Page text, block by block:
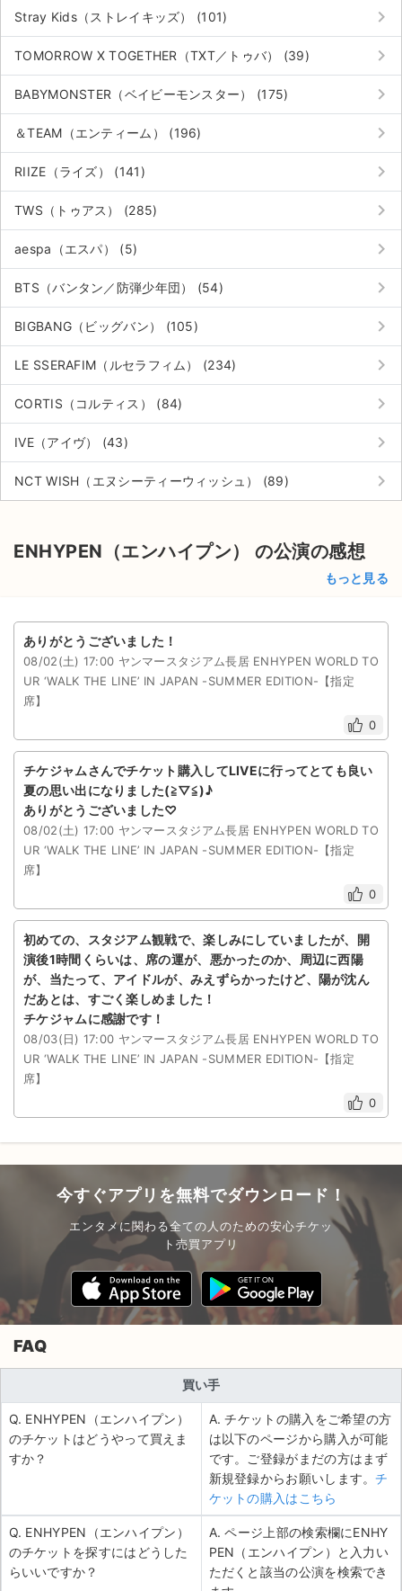
Stray Kids（ストレイキッズ） (101) keyboard_arrow_right
TOMORROW X TOGETHER（TXT／トゥバ） (39) keyboard_arrow_right
BABYMONSTER（ベイビーモンスター） (175) keyboard_arrow_right
＆TEAM（エンティーム） (196) keyboard_arrow_right
RIIZE（ライズ） (141) keyboard_arrow_right
TWS（トゥアス） (285) keyboard_arrow_right
aespa（エスパ） (5) keyboard_arrow_right
BTS（バンタン／防弾少年団） (54) keyboard_arrow_right
BIGBANG（ビッグバン） (105) keyboard_arrow_right
LE SSERAFIM（ルセラフィム） (234) keyboard_arrow_right
CORTIS（コルティス） (84) keyboard_arrow_right
IVE（アイヴ） (43) keyboard_arrow_right
NCT WISH（エヌシーティーウィッシュ） (89) keyboard_arrow_right
ENHYPEN（エンハイプン） の公演の感想
もっと見る
ありがとうございました！
08/02(土) 17:00 ヤンマースタジアム長居 ENHYPEN WORLD TO
UR ‘WALK THE LINE’ IN JAPAN -SUMMER EDITION-【指定
席】
0
チケジャムさんでチケット購入してLIVEに行ってとても良い
夏の思い出になりました(≧▽≦)♪
ありがとうございました♡
08/02(土) 17:00 ヤンマースタジアム長居 ENHYPEN WORLD TO
UR ‘WALK THE LINE’ IN JAPAN -SUMMER EDITION-【指定
席】
0
初めての、スタジアム観戦で、楽しみにしていましたが、開
演後1時間くらいは、席の運が、悪かったのか、周辺に西陽
が、当たって、アイドルが、みえずらかったけど、陽が沈ん
だあとは、すごく楽しめました！
チケジャムに感謝です！
08/03(日) 17:00 ヤンマースタジアム長居 ENHYPEN WORLD TO
UR ‘WALK THE LINE’ IN JAPAN -SUMMER EDITION-【指定
席】
0
今すぐアプリを無料でダウンロード！
エンタメに関わる全ての人のための安心チケッ
ト売買アプリ
FAQ
買い手
Q. ENHYPEN（エンハイプン）
のチケットはどうやって買えま
すか？
A. チケットの購入をご希望の方
は以下のページから購入が可能
です。ご登録がまだの方はまず
新規登録からお願いします。チ
ケットの購入はこちら
Q. ENHYPEN（エンハイプン）
のチケットを探すにはどうした
らいいですか？
A. ページ上部の検索欄にENHY
PEN（エンハイプン）と入力い
ただくと該当の公演を検索でき